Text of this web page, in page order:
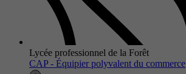
Lycée professionnel de la Forêt
CAP - Équipier polyvalent du commerce